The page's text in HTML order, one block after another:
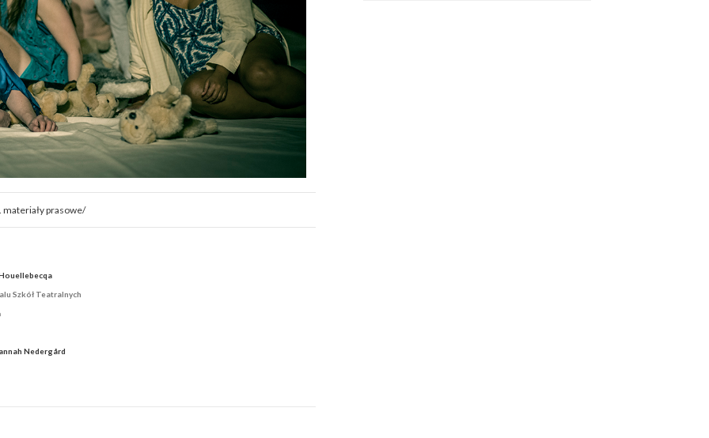
materiały prasowe/
Szkół Teatralnych
Nedergård